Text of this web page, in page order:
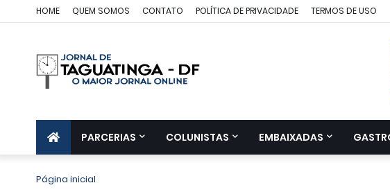
HOME QUEM SOMOS CONTATO POLÍTICA DE PRIVACIDADE TERMOS DE USO
PARCERIAS COLUNISTAS EMBAIXADAS
Página inicial